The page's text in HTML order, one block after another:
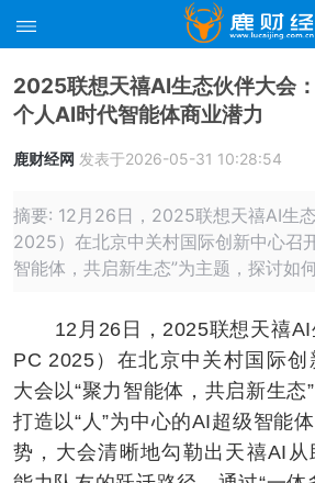
2025联想天禧AI生态伙伴大会
个人AI时代智能体商业潜力
鹿财经网 发表于2026-05-31 10:28:54
摘要: 12月26日，2025联想天禧AI生
2025）在北京中关村国际创新中心召
智能体，共启新生态”为主题，探讨如
12月26日，2025联想天禧AI
PC 2025）在北京中关村国际创
大会以“聚力智能体，共启新生态
打造以“人”为中心的AI超级智能
势，大会清晰地勾勒出天禧AI